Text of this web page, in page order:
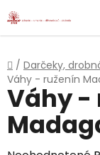
Prejsť
na
Domov
/ Darčeky,
Váhy - ruženín
Váhy -